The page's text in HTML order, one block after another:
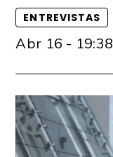
ENTREVISTAS
Abr 16 - 19:38